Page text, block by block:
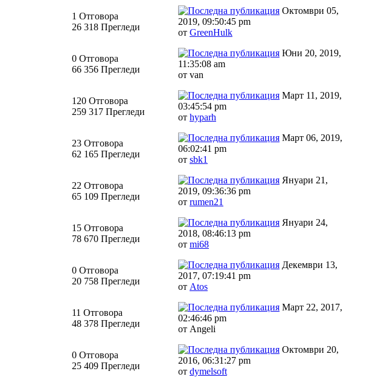
1 Отговора
26 318 Прегледи
Октомври 05,
2019, 09:50:45 pm
от GreenHulk
0 Отговора
66 356 Прегледи
Юни 20, 2019,
11:35:08 am
от van
120 Отговора
259 317 Прегледи
Март 11, 2019,
03:45:54 pm
от hyparh
23 Отговора
62 165 Прегледи
Март 06, 2019,
06:02:41 pm
от sbk1
22 Отговора
65 109 Прегледи
Януари 21,
2019, 09:36:36 pm
от rumen21
15 Отговора
78 670 Прегледи
Януари 24,
2018, 08:46:13 pm
от mi68
0 Отговора
20 758 Прегледи
Декември 13,
2017, 07:19:41 pm
от Аtos
11 Отговора
48 378 Прегледи
Март 22, 2017,
02:46:46 pm
от Angeli
0 Отговора
25 409 Прегледи
Октомври 20,
2016, 06:31:27 pm
от dymelsoft